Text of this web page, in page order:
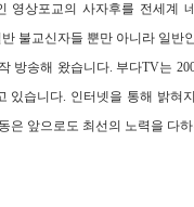
영상포교의 사자후를 전세계
불교신자들 뿐만 아니라 일반
방송해 왔습니다. 부다TV는
있습니다. 인터넷을 통해 밝혀
은 앞으로도 최선의 노력을 다